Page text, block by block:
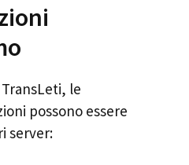
le
possono essere
server: